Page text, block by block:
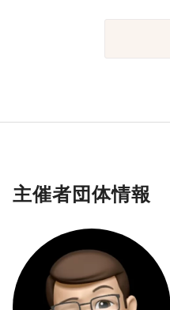
主催者団体情報